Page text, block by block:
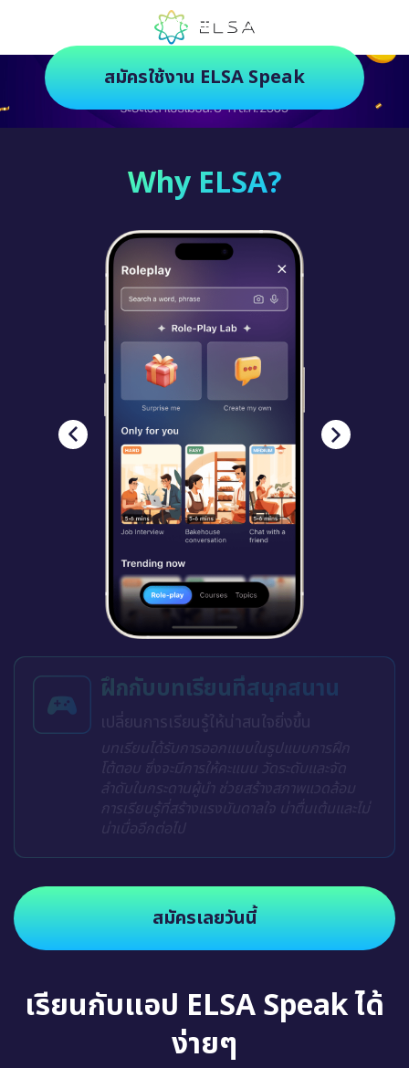
ตัวช่วยฝึกภาษายุคใหม่ ฝึกสนุกยิ่งกว่า
สมัครใช้งาน ELSA Speak
Why ELSA?
ฝึกกับบทเรียนที่สนุกสนาน
เปลี่ยนการเรียนรู้ให้น่าสนใจยิ่งขึ้น
บทเรียนได้รับการออกแบบในรูปแบบการฝึก
โต้ตอบ ซึ่งจะมีการให้คะแนน วัดระดับและจัด
ลำดับในกระดานผู้นำ ช่วยสร้างสภาพแวดล้อม
การเรียนรู้ที่สร้างแรงบันดาลใจ น่าตื่นเต้นและไม่
น่าเบื่ออีกต่อไป
สมัครเลยวันนี้
เรียนกับแอป ELSA Speak ได้
ง่ายๆ